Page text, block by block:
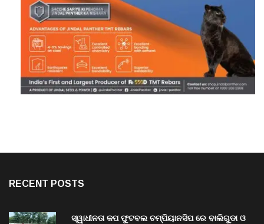
RECENT POSTS
ସ୍ୱାଧୀନତା କପ ଫୁଟବଲ ଚମ୍ପିୟାନସିପ ରେ ବାଲିଗୁଡା ଓ